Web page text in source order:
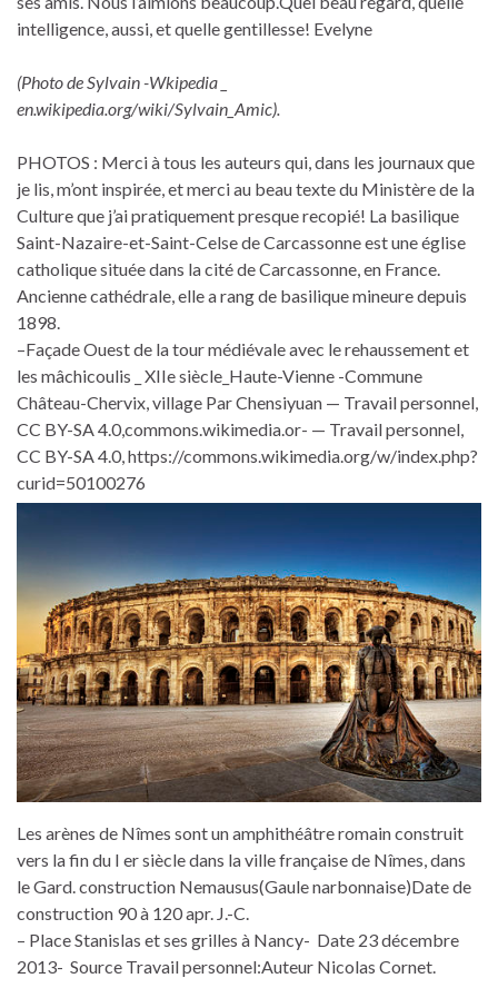
intelligence, aussi, et quelle gentillesse! Evelyne
(Photo de Sylvain -Wkipedia _
en.wikipedia.org/wiki/Sylvain_Amic).
PHOTOS : Merci à tous les auteurs qui, dans les journaux que
je lis, m’ont inspirée, et merci au beau texte du Ministère de la
Culture que j’ai pratiquement presque recopié! La basilique
Saint-Nazaire-et-Saint-Celse de Carcassonne est une église
catholique située dans la cité de Carcassonne, en France.
Ancienne cathédrale, elle a rang de basilique mineure depuis
1898.
–Façade Ouest de la tour médiévale avec le rehaussement et
les mâchicoulis _ XIIe siècle_Haute-Vienne -Commune
Château-Chervix, village Par Chensiyuan — Travail personnel,
CC BY-SA 4.0,commons.wikimedia.or- — Travail personnel,
CC BY-SA 4.0, https://commons.wikimedia.org/w/index.php?
curid=50100276
Les arènes de Nîmes sont un amphithéâtre romain construit
vers la fin du I er siècle dans la ville française de Nîmes, dans
le Gard. construction Nemausus(Gaule narbonnaise)Date de
construction 90 à 120 apr. J.-C.
– Place Stanislas et ses grilles à Nancy- Date 23 décembre
2013- Source Travail personnel:Auteur Nicolas Cornet.